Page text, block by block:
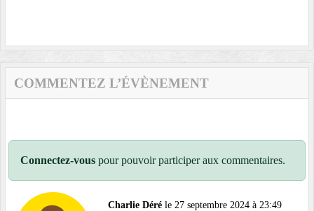
COMMENTEZ L’ÉVÈNEMENT
Connectez-vous pour pouvoir participer aux commentaires.
Charlie Déré le 27 septembre 2024 à 23:49